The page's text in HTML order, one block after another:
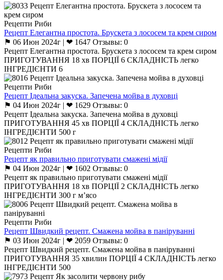
Рецепти Риби
Рецепт Елегантна простота. Брускета з лососем та крем сиром
⚑ 06 Июн 2024г | ❤ 1647 Отзывы: 0
Рецепт Елегантна простота. Брускета з лососем та крем сиром
ПРИГОТУВАННЯ 18 хв ПОРЦІЇ 6 СКЛАДНІСТЬ легко
ІНГРЕДІЄНТИ 6
Рецепти Риби
Рецепт Ідеальна закуска. Запечена мойва в духовці
⚑ 04 Июн 2024г | ❤ 1629 Отзывы: 0
Рецепт Ідеальна закуска. Запечена мойва в духовці
ПРИГОТУВАННЯ 45 хв ПОРЦІЇ 4 СКЛАДНІСТЬ легко
ІНГРЕДІЄНТИ 500 г
Рецепти Риби
Рецепт як правильно приготувати смажені мідії
⚑ 04 Июн 2024г | ❤ 1602 Отзывы: 0
Рецепт як правильно приготувати смажені мідії
ПРИГОТУВАННЯ 18 хв ПОРЦІЇ 2 СКЛАДНІСТЬ легко
ІНГРЕДІЄНТИ 300 г м’ясо
Рецепти Риби
Рецепт Швидкий рецепт. Смажена мойва в паніруванні
⚑ 03 Июн 2024г | ❤ 2059 Отзывы: 0
Рецепт Швидкий рецепт. Смажена мойва в паніруванні
ПРИГОТУВАННЯ 35 хвилин ПОРЦІЇ 4 СКЛАДНІСТЬ легко
ІНГРЕДІЄНТИ 500